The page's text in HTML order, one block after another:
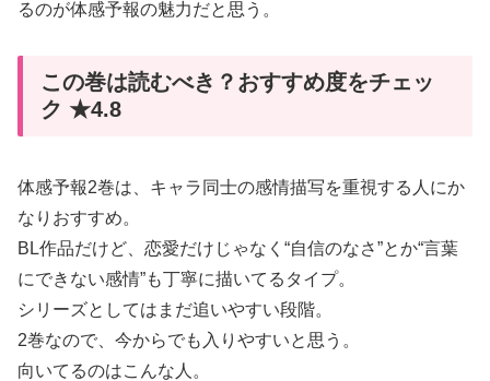
るのが体感予報の魅力だと思う。
この巻は読むべき？おすすめ度をチェッ
ク ★4.8
体感予報2巻は、キャラ同士の感情描写を重視する人にか
なりおすすめ。
BL作品だけど、恋愛だけじゃなく“自信のなさ”とか“言葉
にできない感情”も丁寧に描いてるタイプ。
シリーズとしてはまだ追いやすい段階。
2巻なので、今からでも入りやすいと思う。
向いてるのはこんな人。